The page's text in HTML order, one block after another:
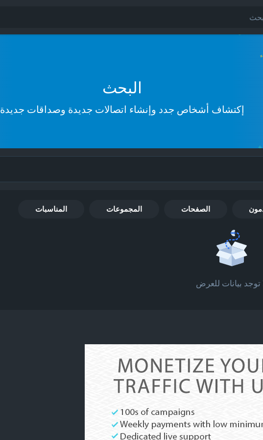
البحث
إكتشاف أشخاص جدد وإنشاء اتصالات جديدة وصداقات جديدة
الصفحات المجموعات المناسبات
توجد بيانات للعرض